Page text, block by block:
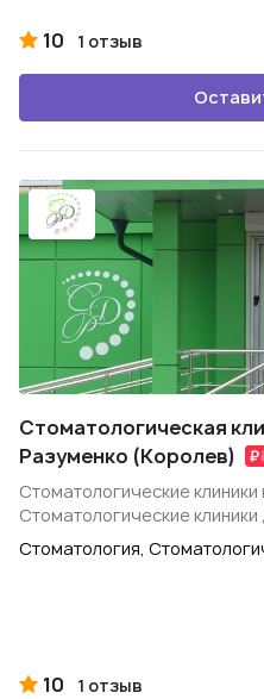
10 1 отзыв
Стоматологическая
Разуменко (Королев)
Стоматологические
Стоматологические клиники
Стоматология,
10 1 отзыв